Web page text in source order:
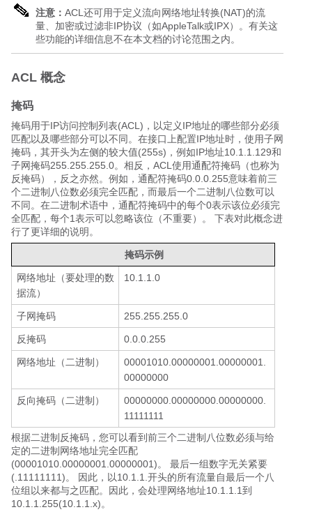
注意： ACL还可用于定义流向网络地址转换(NAT)的流
量、加密或过滤非IP协议（如AppleTalk或IPX）。有关这
些功能的详细信息不在本文档的讨论范围之内。
ACL 概念
掩码
掩码用于IP访问控制列表(ACL)，以定义IP地址的哪些部分必须
匹配以及哪些部分可以不同。在接口上配置IP地址时，使用子网
掩码，其开头为左侧的较大值(255s)，例如IP地址10.1.1.129和
子网掩码255.255.255.0。相反，ACL使用通配符掩码（也称为
反掩码），反之亦然。例如，通配符掩码0.0.0.255意味着前三
个二进制八位数必须完全匹配，而最后一个二进制八位数可以
不同。在二进制术语中，通配符掩码中的每个0表示该位必须完
全匹配，每个1表示可以忽略该位（不重要）。 下表对此概念进
行了更详细的说明。
掩码示例
网络地址（要处理的数
据流）
10.1.1.0
子网掩码 255.255.255.0
反掩码 0.0.0.255
网络地址（二进制）
00001010.00000001.00000001.
00000000
反向掩码（二进制）
00000000.00000000.00000000.
11111111
根据二进制反掩码，您可以看到前三个二进制八位数必须与给
定的二进制网络地址完全匹配
(00001010.00000001.00000001)。 最后一组数字无关紧要
(.11111111)。 因此，以10.1.1.开头的所有流量自最后一个八
位组以来都与之匹配。因此，会处理网络地址10.1.1.1到
10.1.1.255(10.1.1.x)。